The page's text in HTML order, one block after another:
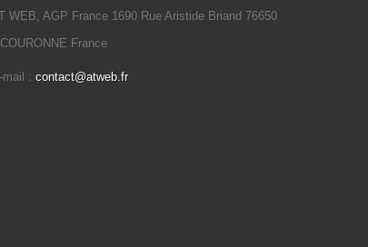
WEB, AGP France 1690 Rue Aristide Briand 76650
France
mail : contact@atweb.fr